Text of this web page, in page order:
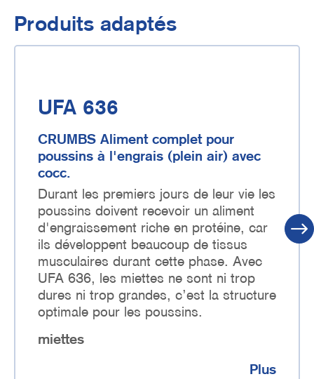
Produits adaptés
UFA 636
CRUMBS Aliment complet pour
poussins à l'engrais (plein air) avec
cocc.
Durant les premiers jours de leur vie les
poussins doivent recevoir un aliment
d'engraissement riche en protéine, car
ils développent beaucoup de tissus
musculaires durant cette phase. Avec
UFA 636, les miettes ne sont ni trop
dures ni trop grandes, c’est la structure
optimale pour les poussins.
miettes
Plus